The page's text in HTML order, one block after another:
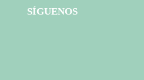
SÍGUENOS